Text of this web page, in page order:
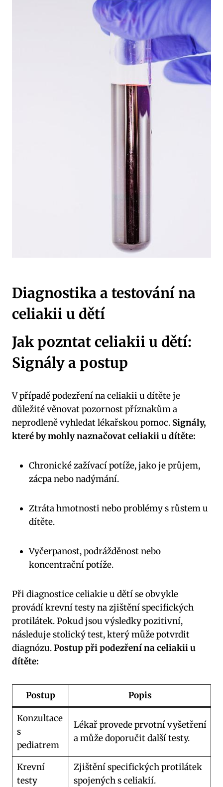
Diagnostika a testování na
celiakii u dětí
Jak pozntat celiakii u dětí:
Signály a postup
V případě podezření na celiakii u dítěte je
důležité věnovat pozornost příznakům a
neprodleně vyhledat lékařskou pomoc. Signály,
které by mohly naznačovat celiakii u dítěte:
Chronické zažívací potíže, jako je průjem,
zácpa nebo nadýmání.
Ztráta hmotnosti nebo problémy s růstem u
dítěte.
Vyčerpanost, podrážděnost nebo
koncentrační potíže.
Při diagnostice celiakie u dětí se obvykle
provádí krevní testy na zjištění specifických
protilátek. Pokud jsou výsledky pozitivní,
následuje stolický test, který může potvrdit
diagnózu.Postup při podezření na celiakii u
dítěte:
Postup Popis
Konzultace
s
pediatrem
Lékař provede prvotní vyšetření
a může doporučit další testy.
Krevní
testy
Zjištění specifických protilátek
spojených s celiakií.